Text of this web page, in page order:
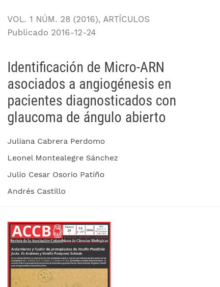
VOL. 1 NÚM. 28 (2016), ARTÍCULOS
Identificación de Micro-ARN
asociados a angiogénesis en
pacientes diagnosticados con
glaucoma de ángulo abierto
Publicado 2016-12-24
Juliana Cabrera Perdomo
Leonel Montealegre Sánchez
Julio Cesar Osorio Patiño
Andrés Castillo